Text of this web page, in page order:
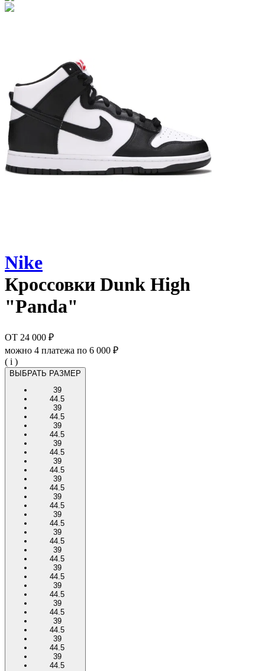
Nike
Кроссовки Dunk High
"Panda"
ОТ 24 000 ₽
можно 4 платежа по 6 000 ₽
( i )
ВЫБРАТЬ РАЗМЕР
39
44.5
39
44.5
39
44.5
39
44.5
39
44.5
39
44.5
39
44.5
39
44.5
39
44.5
39
44.5
39
44.5
39
44.5
39
44.5
39
44.5
39
44.5
39
44.5